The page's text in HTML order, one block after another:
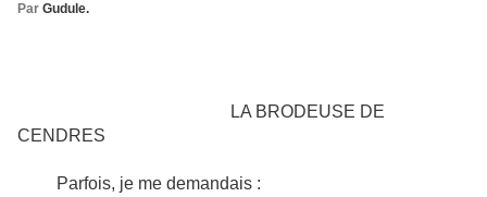
Par Gudule.
LA BRODEUSE DE
CENDRES
Parfois, je me demandais :